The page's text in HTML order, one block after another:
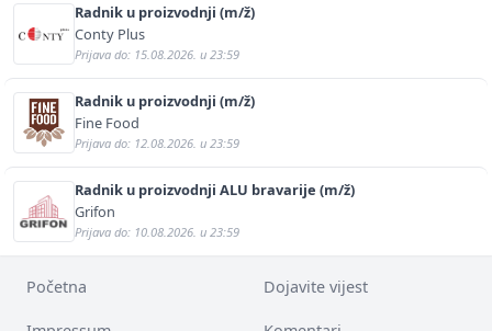
Radnik u proizvodnji (m/ž)
Conty Plus
Prijava do: 15.08.2026. u 23:59
Radnik u proizvodnji (m/ž)
Fine Food
Prijava do: 12.08.2026. u 23:59
Radnik u proizvodnji ALU bravarije (m/ž)
Grifon
Prijava do: 10.08.2026. u 23:59
Početna Dojavite vijest